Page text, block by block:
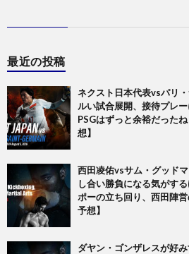
最近の投稿
ネクスト日本代表vsパリ
ルい試合展開、接待プレ
PSGはずっと余裕だった
想】
西田凌佑vsサム・グッド
し合い勝負になる気がす
ポーの立ち回り、西田陣
予想】
ダヤン・ゴンザレスが好